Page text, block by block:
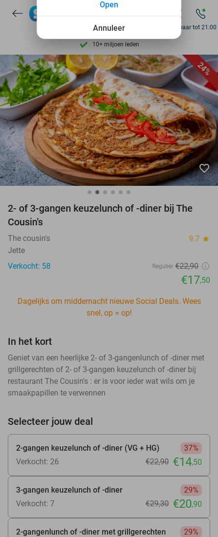
Ontdek 15.000+ deals
7 dagen per week beschikbaar
10+ miljoen leden
9,4 op basis van206.215 reviews
Ontdek 15.000+ deals
7 dagen per week beschikbaar
10+ miljoen leden
Bereikbaar tot 21:00
24%
favorite_border
2- of 3-gangen keuzelunch of -diner bij The
Cousin's
The cousin's 9.7 star
Jette
Verkocht: 58
Regulier €22,90
€17,50
Dagelijks om middernacht nieuwe Social Deals. Wees
snel, op = op!
In het kort
Geniet van een heerlijke 2- of 3-gangenlunch of -diner met
grillgerechten of 2- of 3-gangen keuzelunch of -diner bij
restaurant The Cousin's : er is voor ieder wat wils om je
smaakpapillen te verwennen
Selecteer jouw deal
2-gangen keuzelunch of -diner (VG + HG)
37%
Verkocht: 26
€22,90 €14,50
3-gangen keuzelunch of -diner
29%
Verkocht: 7
€29,30 €20,90
2-gangenlunch of -diner met grillgerechten
29%
Annuleer
Open